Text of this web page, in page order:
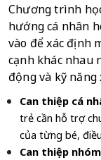
Chương trình
hướng cá nhân
vào để xác định
cạnh khác nhau
động và kỹ năng
Can thiệp cá
trẻ cần hỗ trợ
của từng bé,
Can thiệp